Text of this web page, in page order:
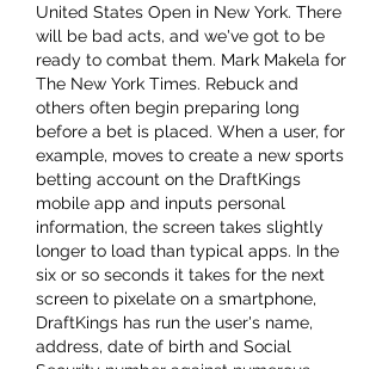
United States Open in New York. There
will be bad acts, and we've got to be
ready to combat them. Mark Makela for
The New York Times. Rebuck and
others often begin preparing long
before a bet is placed. When a user, for
example, moves to create a new sports
betting account on the DraftKings
mobile app and inputs personal
information, the screen takes slightly
longer to load than typical apps. In the
six or so seconds it takes for the next
screen to pixelate on a smartphone,
DraftKings has run the user's name,
address, date of birth and Social